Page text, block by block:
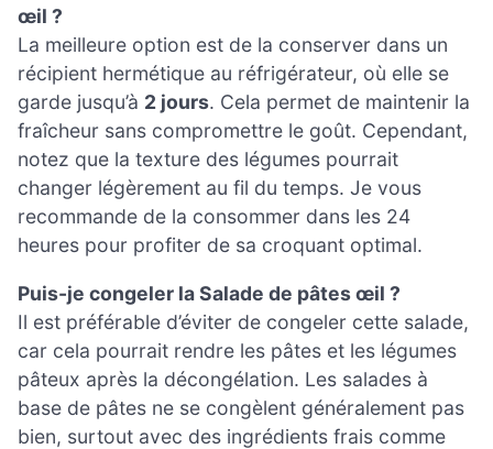
œil ?
La meilleure option est de la conserver dans un
récipient hermétique au réfrigérateur, où elle se
garde jusqu’à 2 jours. Cela permet de maintenir la
fraîcheur sans compromettre le goût. Cependant,
notez que la texture des légumes pourrait
changer légèrement au fil du temps. Je vous
recommande de la consommer dans les 24
heures pour profiter de sa croquant optimal.
Puis-je congeler la Salade de pâtes œil ?
Il est préférable d’éviter de congeler cette salade,
car cela pourrait rendre les pâtes et les légumes
pâteux après la décongélation. Les salades à
base de pâtes ne se congèlent généralement pas
bien, surtout avec des ingrédients frais comme